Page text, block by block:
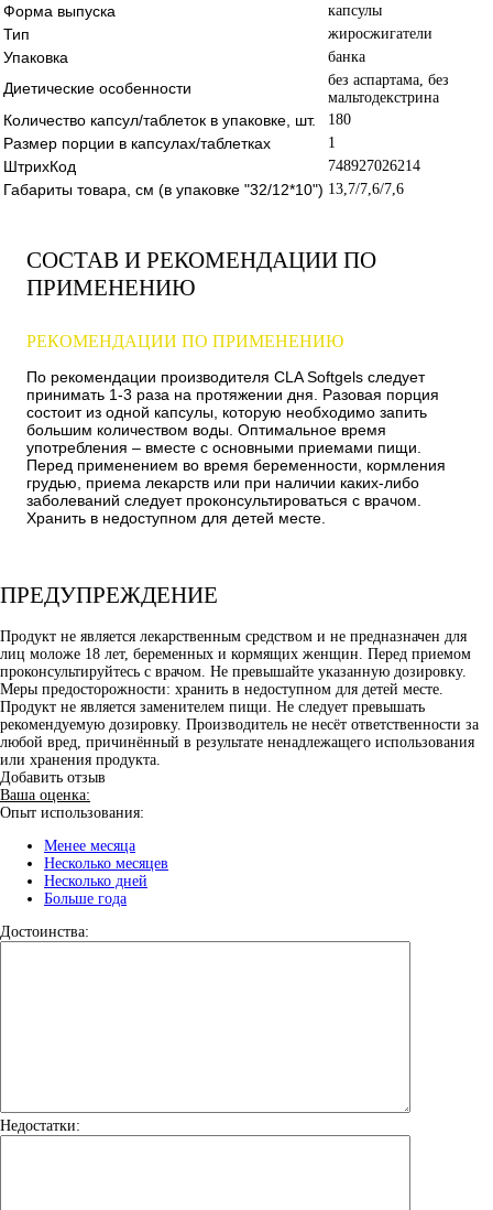
Форма выпуска капсулы
Тип жиросжигатели
Упаковка банка
Диетические особенности
без аспартама, без
мальтодекстрина
Количество капсул/таблеток в упаковке, шт. 180
Размер порции в капсулах/таблетках 1
ШтрихКод 748927026214
Габариты товара, см (в упаковке "32/12*10") 13,7/7,6/7,6
СОСТАВ И РЕКОМЕНДАЦИИ ПО
ПРИМЕНЕНИЮ
РЕКОМЕНДАЦИИ ПО ПРИМЕНЕНИЮ
По рекомендации производителя CLA Softgels следует
принимать 1-3 раза на протяжении дня. Разовая порция
состоит из одной капсулы, которую необходимо запить
большим количеством воды. Оптимальное время
употребления – вместе с основными приемами пищи.
Перед применением во время беременности, кормления
грудью, приема лекарств или при наличии каких-либо
заболеваний следует проконсультироваться с врачом.
Хранить в недоступном для детей месте.
ПРЕДУПРЕЖДЕНИЕ
Продукт не является лекарственным средством и не предназначен для
лиц моложе 18 лет, беременных и кормящих женщин. Перед приемом
проконсультируйтесь с врачом. Не превышайте указанную дозировку.
Меры предосторожности: хранить в недоступном для детей месте.
Продукт не является заменителем пищи. Не следует превышать
рекомендуемую дозировку. Производитель не несёт ответственности за
любой вред, причинённый в результате ненадлежащего использования
или хранения продукта.
Добавить отзыв
Ваша оценка:
Опыт использования:
Менее месяца
Несколько месяцев
Несколько дней
Больше года
Достоинства:
Недостатки: